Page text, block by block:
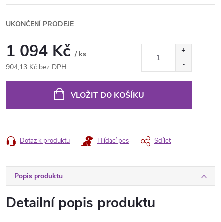
UKONČENÍ PRODEJE
1 094 Kč / ks
904,13 Kč bez DPH
VLOŽIT DO KOŠÍKU
Dotaz k produktu Hlídací pes Sdílet
Popis produktu
Detailní popis produktu